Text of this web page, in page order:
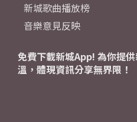
新城歌曲播放榜
音樂意見反映
免費下載新城App! 為你提
溫，體現資訊分享無界限！